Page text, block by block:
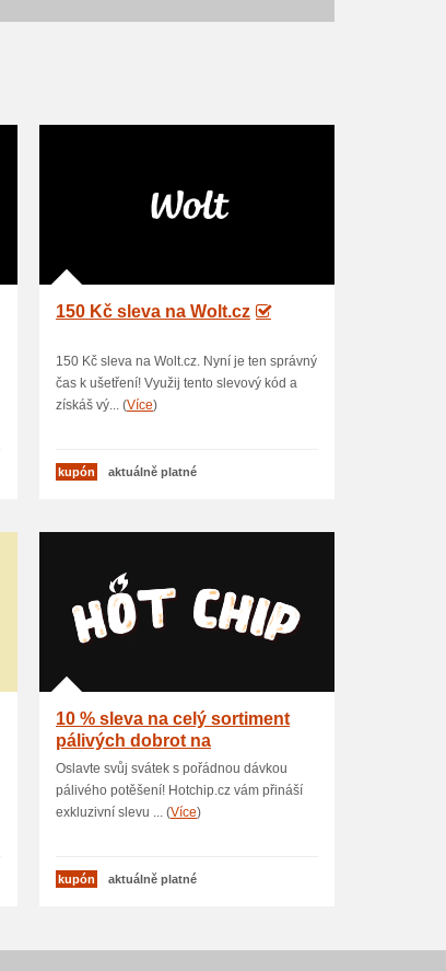
150 Kč sleva na Wolt.cz
150 Kč sleva na Wolt.cz. Nyní je ten správný
čas k ušetření! Využij tento slevový kód a
získáš vý... (Více)
kupón aktuálně platné
10 % sleva na celý sortiment
pálivých dobrot na
Hotchip.cz
Oslavte svůj svátek s pořádnou dávkou
pálivého potěšení! Hotchip.cz vám přináší
exkluzivní slevu ... (Více)
kupón aktuálně platné